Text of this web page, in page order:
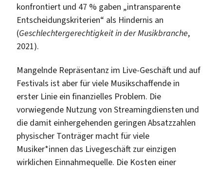
konfrontiert und 47 % gaben „intransparente
Entscheidungskriterien“ als Hindernis an
(Geschlechtergerechtigkeit in der Musikbranche,
2021).
Mangelnde Repräsentanz im Live-Geschäft und auf
Festivals ist aber für viele Musikschaffende in
erster Linie ein finanzielles Problem. Die
vorwiegende Nutzung von Streamingdiensten und
die damit einhergehenden geringen Absatzzahlen
physischer Tonträger macht für viele
Musiker*innen das Livegeschäft zur einzigen
wirklichen Einnahmequelle. Die Kosten einer